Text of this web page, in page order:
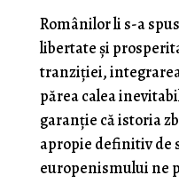
Românilor li s-a
libertate și
tranziției,
părea calea
garanție că istoria
apropie definitiv de
europenismului ne